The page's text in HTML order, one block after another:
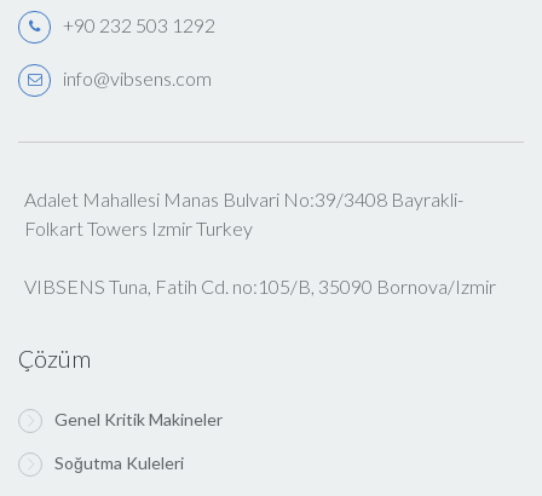
+90 232 503 1292
info@vibsens.com
Adalet Mahallesi Manas Bulvari No:39/3408 Bayrakli-
Folkart Towers Izmir Turkey
VIBSENS Tuna, Fatih Cd. no:105/B, 35090 Bornova/Izmir
Çözüm
Genel Kritik Makineler
Soğutma Kuleleri